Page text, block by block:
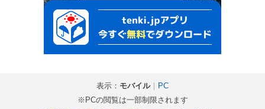
表示： モバイル｜
PC
※PCの閲覧は一部制限されます